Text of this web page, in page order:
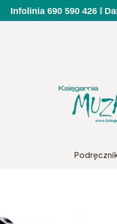
Infolinia 690 590 426 ❕